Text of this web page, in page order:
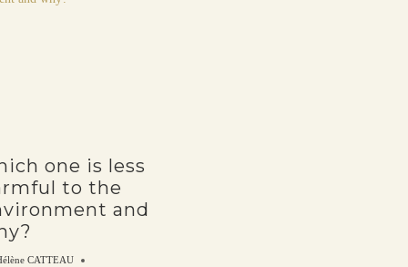
one is less
to the
and
CATTEAU